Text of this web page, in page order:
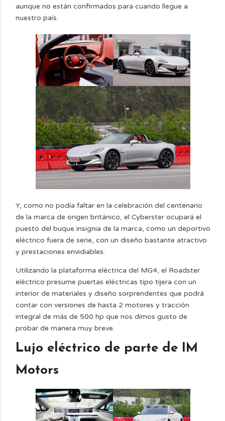
aunque no están confirmados para cuando llegue a
nuestro país.
Y, como no podía faltar en la celebración del centenario
de la marca de origen británico, el Cyberster ocupará el
puesto del buque insignia de la marca, como un deportivo
eléctrico fuera de serie, con un diseño bastante atractivo
y prestaciones envidiables.
Utilizando la plataforma eléctrica del MG4, el Roadster
eléctrico presume puertas eléctricas tipo tijera con un
interior de materiales y diseño sorprendentes que podrá
contar con versiones de hasta 2 motores y tracción
integral de más de 500 hp que nos dimos gusto de
probar de manera muy breve.
Lujo eléctrico de parte de IM
Motors